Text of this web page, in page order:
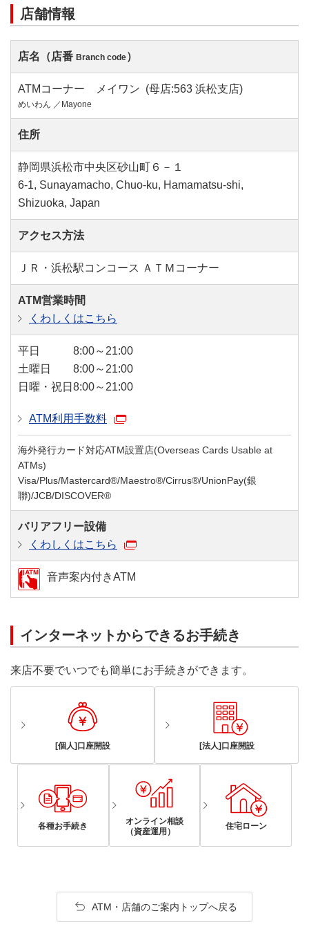
店舗情報
店名（店番 Branch code）
ATMコーナー メイワン (母店:563 浜松支店)
めいわん ／Mayone
住所
静岡県浜松市中央区砂山町６－１
6-1, Sunayamacho, Chuo-ku, Hamamatsu-shi,
Shizuoka, Japan
アクセス方法
ＪＲ・浜松駅コンコース ＡＴＭコーナー
ATM営業時間
くわしくはこちら
平日
8:00～21:00
土曜日
8:00～21:00
日曜・祝日 8:00～21:00
ATM利用手数料
海外発行カード対応ATM設置店(Overseas Cards Usable at
ATMs)
Visa/Plus/Mastercard®/Maestro®/Cirrus®/UnionPay(銀
聯)/JCB/DISCOVER®
バリアフリー設備
くわしくはこちら
音声案内付きATM
インターネットからできるお手続き
来店不要でいつでも簡単にお手続きができます。
[個人]口座開設 [法人]口座開設
各種お手続き
オンライン相談
（資産運用）
住宅ローン
ATM・店舗のご案内トップへ戻る